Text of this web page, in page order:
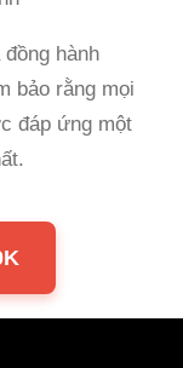
hành
bảo rằng mọi
đáp ứng một